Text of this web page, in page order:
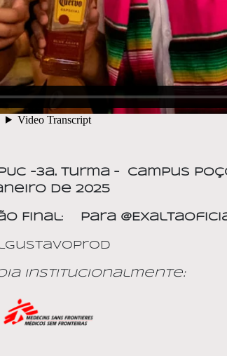
-3a. Turma – Campus
de 2025
Final: para
Institucionalmente: